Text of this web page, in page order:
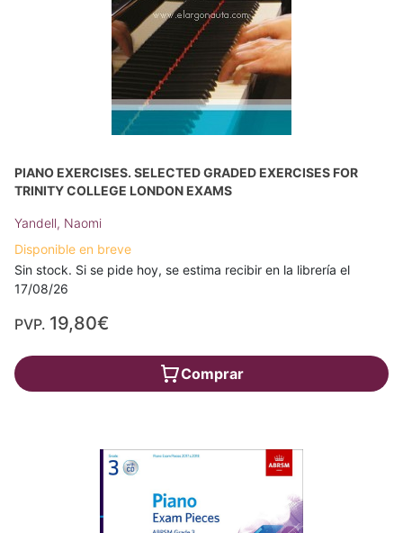
PIANO EXERCISES. SELECTED GRADED EXERCISES FOR
TRINITY COLLEGE LONDON EXAMS
Yandell, Naomi
Disponible en breve
Sin stock. Si se pide hoy, se estima recibir en la librería el
17/08/26
PVP. 19,80€
Comprar